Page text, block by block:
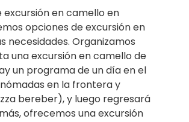
excursión en camello en
opciones de excursión en
necesidades. Organizamos
una excursión en camello de
un programa de un día en el
en la frontera y
bereber), y luego regresará
ofrecemos una excursión